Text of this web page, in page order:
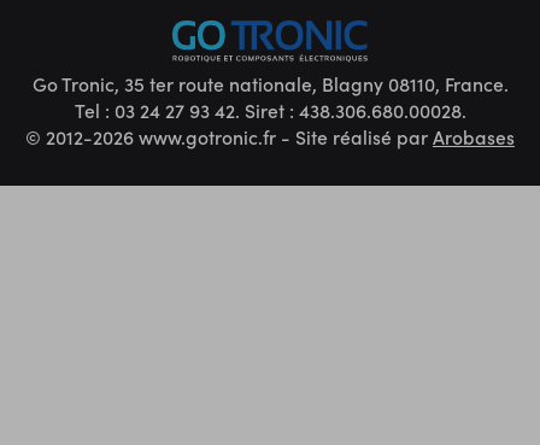
Go Tronic, 35 ter route nationale, Blagny 08110, France.
Tel : 03 24 27 93 42. Siret : 438.306.680.00028.
© 2012-2026 www.gotronic.fr - Site réalisé parArobases